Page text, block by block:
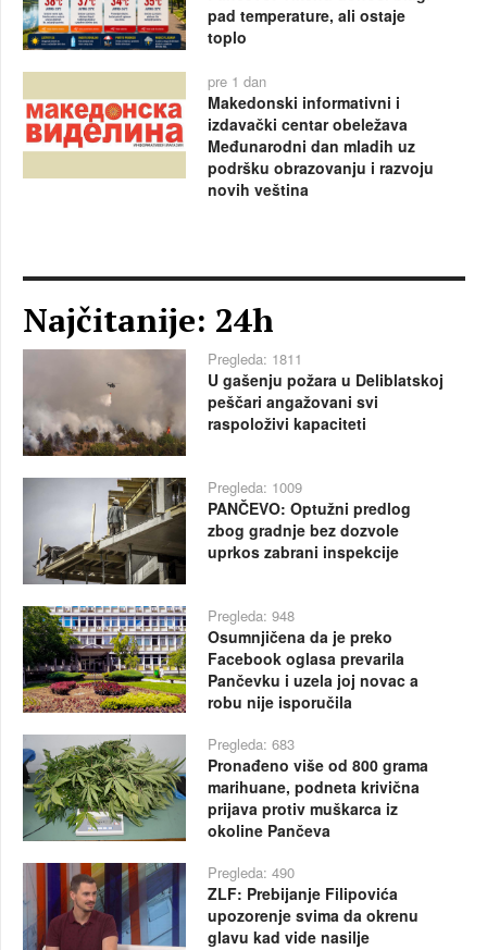
pad temperature, ali ostaje
toplo
pre 1 dan
Makedonski informativni i
izdavački centar obeležava
Međunarodni dan mladih uz
podršku obrazovanju i razvoju
novih veština
Najčitanije: 24h
Pregleda: 1811
U gašenju požara u Deliblatskoj
peščari angažovani svi
raspoloživi kapaciteti
Pregleda: 1009
PANČEVO: Optužni predlog
zbog gradnje bez dozvole
uprkos zabrani inspekcije
Pregleda: 948
Osumnjičena da je preko
Facebook oglasa prevarila
Pančevku i uzela joj novac a
robu nije isporučila
Pregleda: 683
Pronađeno više od 800 grama
marihuane, podneta krivična
prijava protiv muškarca iz
okoline Pančeva
Pregleda: 490
ZLF: Prebijanje Filipovića
upozorenje svima da okrenu
glavu kad vide nasilje